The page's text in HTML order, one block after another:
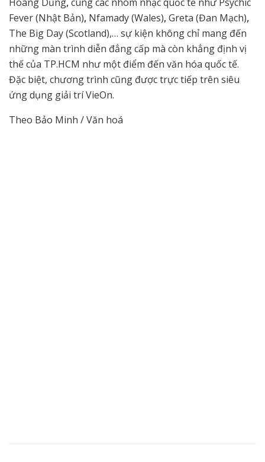
Fever (Nhật Bản), Nfamady (Wales),Greta (Đan Mạch),
The Big Day (Scotland),… sự kiện không chỉ mang đến
những màn trình diễn đẳng cấp mà còn khẳng định vị
thế của TP.HCM như một điểm đến văn hóa quốc tế.
Đặc biệt, chương trình cũng được trực tiếp trên siêu
ứng dụng giải trí VieOn.
Theo Bảo Minh / Văn hoá